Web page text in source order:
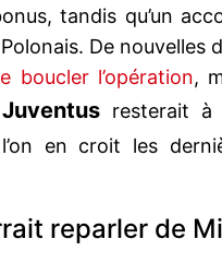
tandis qu’un
De nouvelles
boucler l’opération,
Juventus resterait à
en croit les
reparler de